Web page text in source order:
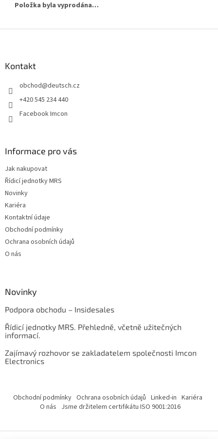
Položka byla vyprodána…
Kontakt
obchod@deutsch.cz
+420 545 234 440
Facebook Imcon
Informace pro vás
Jak nakupovat
Řídicí jednotky MRS
Novinky
Kariéra
Kontaktní údaje
Obchodní podmínky
Ochrana osobních údajů
O nás
Novinky
Podpora obchodu – Insidesales
Řídicí jednotky MRS. Přehledně, včetně užitečných
informací.
Zajímavý rozhovor se zakladatelem společnosti Imcon
Electronics
Obchodní podmínky Ochrana osobních údajů Linked-in Kariéra
O nás Jsme držitelem certifikátu ISO 9001:2016